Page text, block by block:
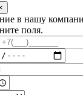
в нашу
поля.